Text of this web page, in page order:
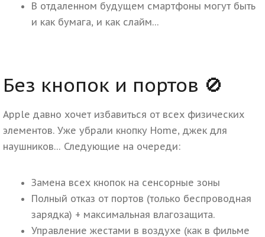
В отдаленном будущем смартфоны могут быть
и как бумага, и как слайм…
Без кнопок и портов 🚫
Apple давно хочет избавиться от всех физических
элементов. Уже убрали кнопку Home, джек для
наушников… Следующие на очереди:
Замена всех кнопок на сенсорные зоны
Полный отказ от портов (только беспроводная
зарядка) + максимальная влагозащита.
Управление жестами в воздухе (как в фильме